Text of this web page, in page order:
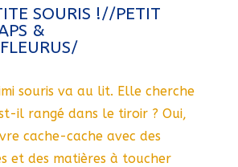
SOURIS !//PETIT
&
souris va au lit. Elle cherche
il rangé dans le tiroir ? Oui,
cache-cache avec des
et des matières à toucher